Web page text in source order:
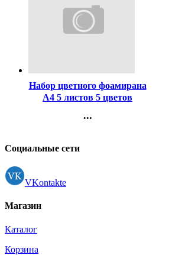
Набор цветного фоамирана
А4 5 листов 5 цветов
блестками арт.8040779
...
Регистрация
Социальные сети
VKontakte
Магазин
Каталог
Корзина